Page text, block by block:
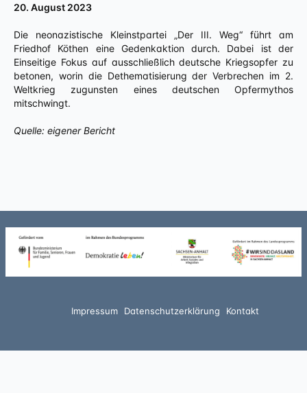
20. August 2023
Die neonazistische Kleinstpartei „Der III. Weg“ führt am
Friedhof Köthen eine Gedenkaktion durch. Dabei ist der
Einseitige Fokus auf ausschließlich deutsche Kriegsopfer zu
betonen, worin die Dethematisierung der Verbrechen im 2.
Weltkrieg zugunsten eines deutschen Opfermythos
mitschwingt.
Quelle: eigener Bericht
Impressum Datenschutzerklärung Kontakt